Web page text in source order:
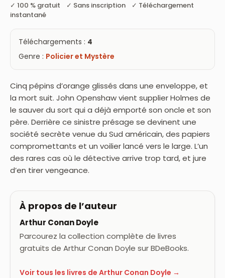
✓ 100 % gratuit ✓ Sans inscription ✓ Téléchargement
instantané
Téléchargements : 4
Genre : Policier et Mystère
Cinq pépins d’orange glissés dans une enveloppe, et
la mort suit. John Openshaw vient supplier Holmes de
le sauver du sort qui a déjà emporté son oncle et son
père. Derrière ce sinistre présage se devinent une
société secrète venue du Sud américain, des papiers
compromettants et un voilier lancé vers le large. L’un
des rares cas où le détective arrive trop tard, et jure
d’en tirer vengeance.
À propos de l’auteur
Arthur Conan Doyle
Parcourez la collection complète de livres
gratuits de Arthur Conan Doyle sur BDeBooks.
Voir tous les livres de Arthur Conan Doyle →